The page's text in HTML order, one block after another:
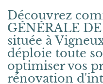
Découvrez
GÉNÉRALE
située à
déploie toute
optimiser vos
rénovation